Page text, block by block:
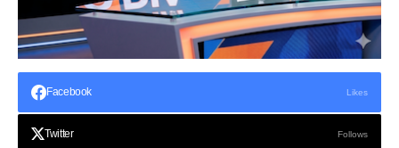
Facebook Likes
Twitter Follows